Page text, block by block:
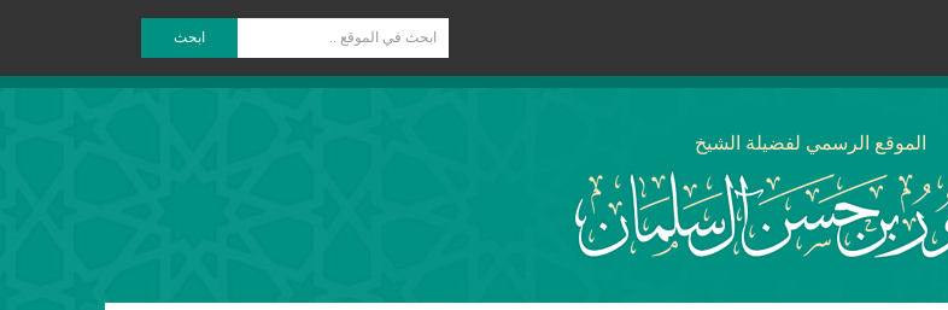
ابحث
الموقع الرسمي لفضيلة الشيخ